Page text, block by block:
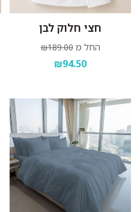
חצי חלוק לבן
החל מ ₪189.00
₪94.50